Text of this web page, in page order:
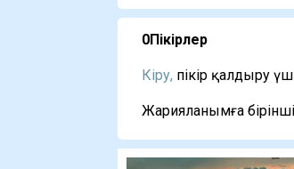
0Пікірлер
Кіру, пікір қалдыру
Жарияланымға бірінші